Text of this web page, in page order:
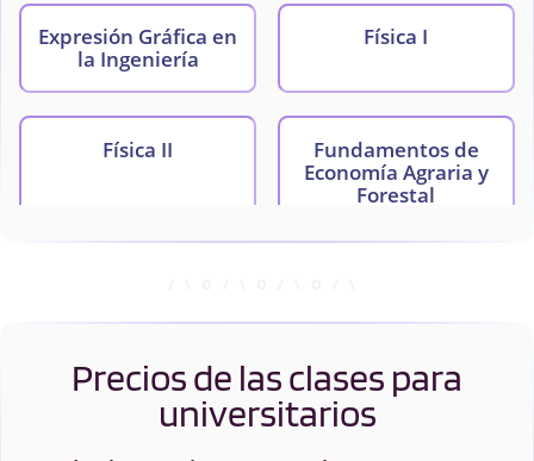
Expresión Gráfica en
la Ingeniería
Física I
Física II
Fundamentos de
Economía Agraria y
Forestal
Hidrología Informática
Precios de las clases para
universitarios